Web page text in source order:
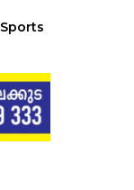
Sports